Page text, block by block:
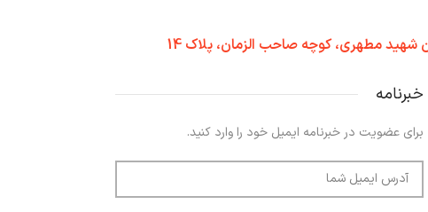
شهید مطهری، کوچه صاحب الزمان، پلاک 14
خبرنامه
برای عضویت در خبرنامه ایمیل خود را وارد کنید.